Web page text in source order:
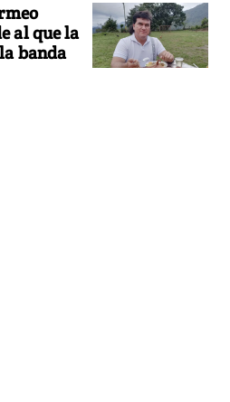
al que la
banda